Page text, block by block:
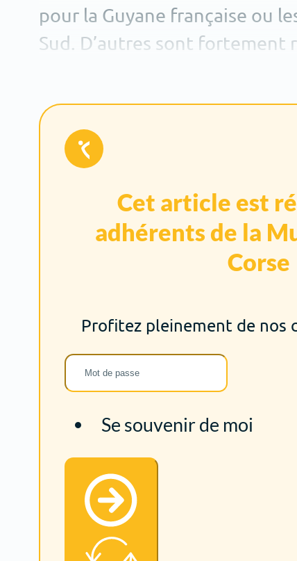
pour la Guyane française ou
Sud. D’autres sont fortement
Cet article est
adhérents de la
Corse
Profitez pleinement de nos
Se souvenir de moi